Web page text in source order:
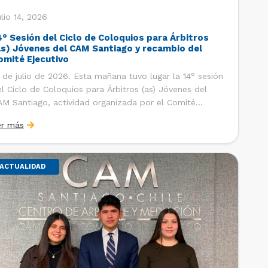
14, 2026
Sesión del Ciclo de Coloquios para Árbitros
Jóvenes del CAM Santiago y recambio del
Ejecutivo
de julio de 2026. Esta mañana tuvo lugar la 14° sesión
Ciclo de Coloquios para Árbitros (as) Jóvenes del
Santiago, actividad organizada por el Comité
y Relaciones Internacionales del Centro, con la
de que los integrantes […]
más
ACTUALIDAD